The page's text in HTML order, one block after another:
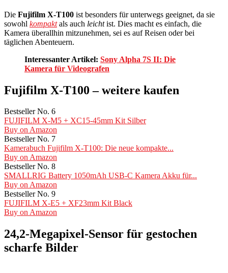
Die Fujifilm X-T100 ist besonders für unterwegs geeignet, da sie
sowohl kompaktals auch leichtist. Dies macht es einfach, die
Kamera überallhin mitzunehmen, sei es auf Reisen oder bei
täglichen Abenteuern.
Interessanter Artikel: Sony Alpha 7S II: Die
Kamera für Videografen
Fujifilm X-T100 – weitere kaufen
Bestseller No. 6
FUJIFILM X-M5 + XC15-45mm Kit Silber
Buy on Amazon
Bestseller No. 7
Kamerabuch Fujifilm X-T100: Die neue kompakte...
Buy on Amazon
Bestseller No. 8
SMALLRIG Battery 1050mAh USB-C Kamera Akku für...
Buy on Amazon
Bestseller No. 9
FUJIFILM X-E5 + XF23mm Kit Black
Buy on Amazon
24,2-Megapixel-Sensor für gestochen
scharfe Bilder